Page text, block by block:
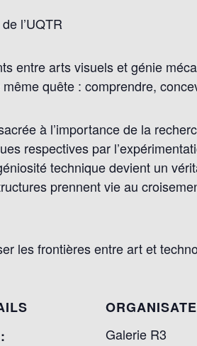
l’UQTR
entre arts visuels et génie
quête : comprendre,
à l’importance de la
respectives par
technique devient un
prennent vie au
les frontières entre art et
Galerie R3